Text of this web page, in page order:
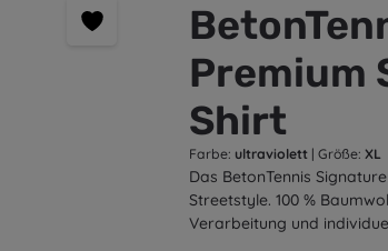
Premium
Shirt
Farbe: ultraviolett | Größe: XL
Das BetonTennis
Streetstyle. 100 %
Verarbeitung und